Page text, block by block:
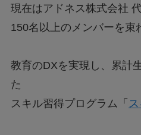
現在はアドネス株式会社
150名以上のメンバーを束
教育のDXを実現し、累計
た
スキル習得プログラム「